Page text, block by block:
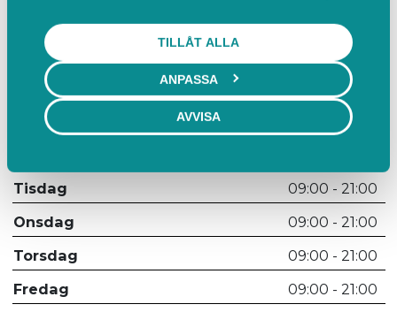
TILLÅT ALLA
ANPASSA
AVVISA
tamtark@hotmail.com
ÖPPETTIDER
Dag
Öppettider
Tisdag
09:00 - 21:00
Onsdag
09:00 - 21:00
Torsdag
09:00 - 21:00
Fredag
09:00 - 21:00